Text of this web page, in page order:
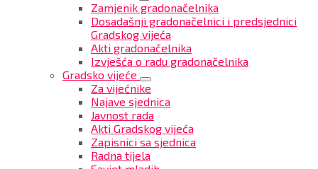
Zamjenik gradonačelnika
Dosadašnji gradonačelnici i predsjednici
Gradskog vijeća
Akti gradonačelnika
Izvješća o radu gradonačelnika
Gradsko vijeće
Za vijećnike
Najave sjednica
Javnost rada
Akti Gradskog vijeća
Zapisnici sa sjednica
Radna tijela